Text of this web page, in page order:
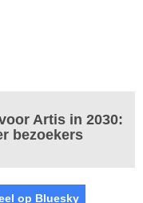
Artis in 2030:
bezoekers
op Bluesky